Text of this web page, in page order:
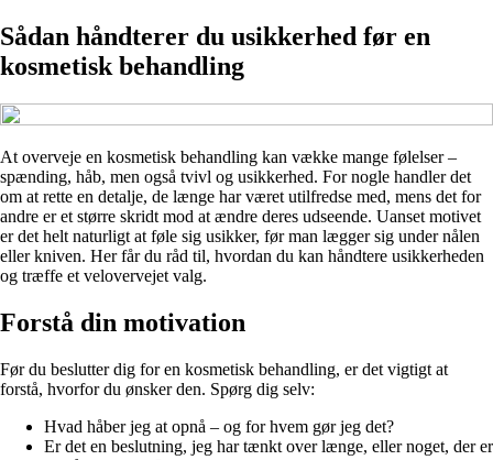
Sådan håndterer du usikkerhed før en
kosmetisk behandling
At overveje en kosmetisk behandling kan vække mange følelser –
spænding, håb, men også tvivl og usikkerhed. For nogle handler det
om at rette en detalje, de længe har været utilfredse med, mens det for
andre er et større skridt mod at ændre deres udseende. Uanset motivet
er det helt naturligt at føle sig usikker, før man lægger sig under nålen
eller kniven. Her får du råd til, hvordan du kan håndtere usikkerheden
og træffe et velovervejet valg.
Forstå din motivation
Før du beslutter dig for en kosmetisk behandling, er det vigtigt at
forstå, hvorfor du ønsker den. Spørg dig selv:
Hvad håber jeg at opnå – og for hvem gør jeg det?
Er det en beslutning, jeg har tænkt over længe, eller noget, der er